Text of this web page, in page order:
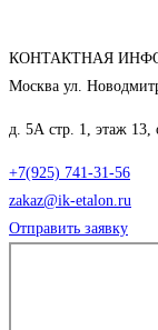
КОНТАКТНАЯ
Москва ул.
д. 5А стр. 1, этаж 13,
+7(925) 741-31-56
zakaz@ik-etalon.ru
Отправить заявку